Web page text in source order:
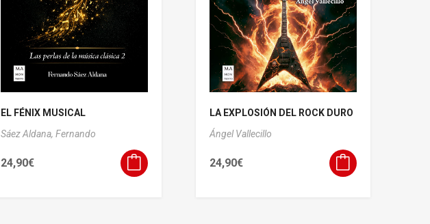
EL FÉNIX MUSICAL
Sáez Aldana, Fernando
24,90€
LA EXPLOSIÓN DEL ROCK DURO
Ángel Vallecillo
24,90€